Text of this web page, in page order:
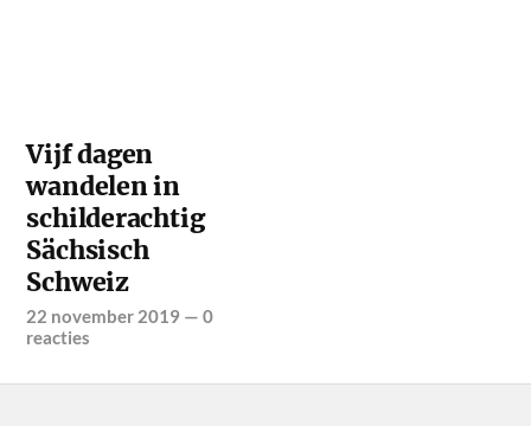
Vijf dagen
wandelen in
schilderachtig
Sächsisch
Schweiz
22 november 2019 —0
reacties